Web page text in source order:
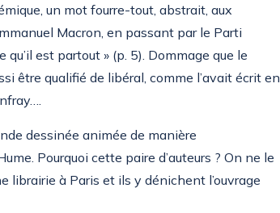
un mot fourre-tout, abstrait, aux
Macron, en passant par le Parti
est partout » (p. 5). Dommage que le
être qualifié de libéral, comme l’avait écrit en
dessinée animée de manière
Pourquoi cette paire d’auteurs ? On ne le
librairie à Paris et ils y dénichent l’ouvrage